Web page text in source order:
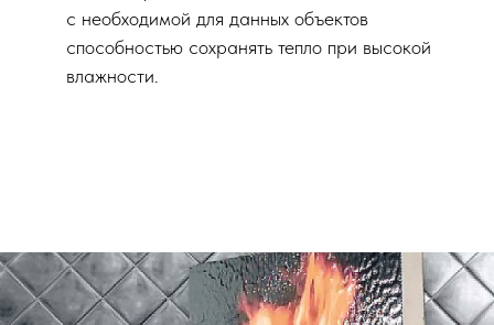
с необходимой для данных объектов
способностью сохранять тепло при высокой
влажности.